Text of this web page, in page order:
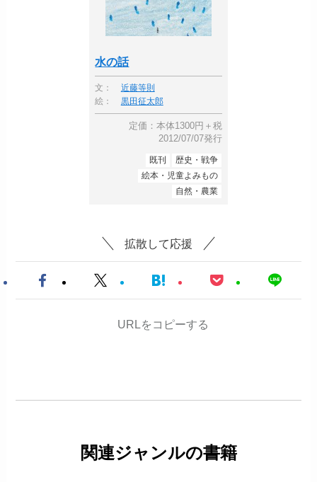
水の話
文：
近藤等則
絵：
黒田征太郎
定価：本体1300円＋税
2012/07/07発行
既刊
歴史・戦争
絵本・児童よみもの
自然・農業
拡散して応援
URLをコピーする
関連ジャンルの書籍